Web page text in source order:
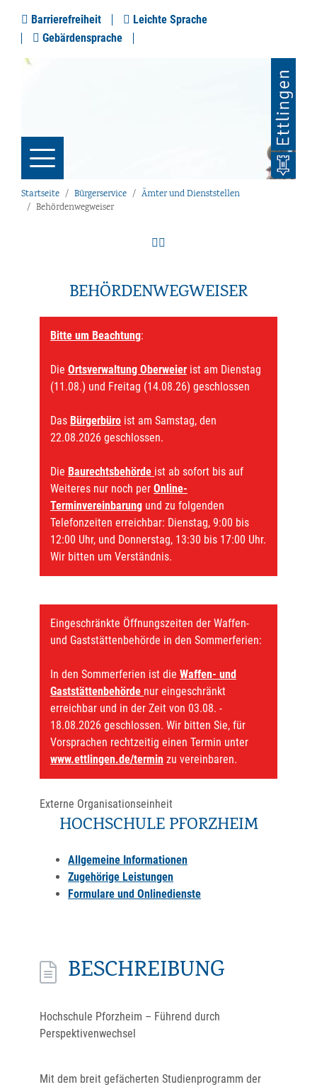
Barrierefreiheit
Leichte Sprache
Gebärdensprache
Startseite Bürgerservice
Ämter und Dienststellen
Behördenwegweiser
BEHÖRDENWEGWEISER
Bitte um Beachtung:
Die Ortsverwaltung Oberweier ist am Dienstag
(11.08.) und Freitag (14.08.26) geschlossen
Das Bürgerbüro ist am Samstag, den
22.08.2026 geschlossen.
Die Baurechtsbehörde ist ab sofort bis auf
Weiteres nur noch per Online-
Terminvereinbarung und zu folgenden
Telefonzeiten erreichbar: Dienstag, 9:00 bis
12:00 Uhr, und Donnerstag, 13:30 bis 17:00 Uhr.
Wir bitten um Verständnis.
Eingeschränkte Öffnungszeiten der Waffen-
und Gaststättenbehörde in den Sommerferien:
In den Sommerferien ist die Waffen- und
Gaststättenbehörde nur eingeschränkt
erreichbar und in der Zeit von 03.08. -
18.08.2026 geschlossen. Wir bitten Sie, für
Vorsprachen rechtzeitig einen Termin unter
www.ettlingen.de/termin zu vereinbaren.
Externe Organisationseinheit
HOCHSCHULE PFORZHEIM
Allgemeine Informationen
Zugehörige Leistungen
Formulare und Onlinedienste
BESCHREIBUNG
Hochschule Pforzheim – Führend durch
Perspektivenwechsel
Mit dem breit gefächerten Studienprogramm der